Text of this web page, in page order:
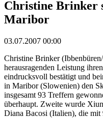
Christine Brinker
Maribor
03.07.2007 00:00
Christine Brinker
herausragenden Leistung
eindrucksvoll bestätigt und
in Maribor (Slowenien) den
insgesamt 93 Treffern
überhaupt. Zweite wurde
Diana Bacosi (Italien), die